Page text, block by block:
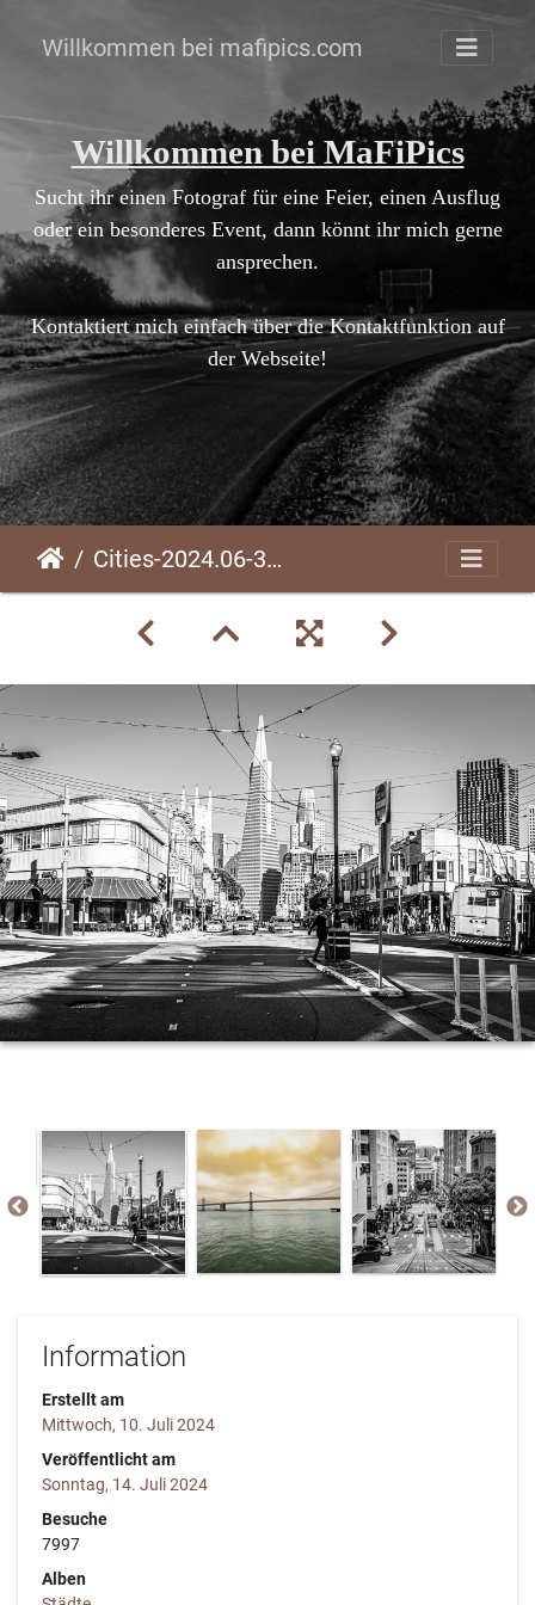
Willkommen bei mafipics.com
Willkommen bei MaFiPics
Sucht ihr einen Fotograf für eine Feier, einen Ausflug
oder ein besonderes Event, dann könnt ihr mich gerne
ansprechen.
Kontaktiert mich einfach über die Kontaktfunktion auf
der Webseite!
Cities-2024.06-350
Information
Erstellt am
Mittwoch, 10. Juli 2024
Veröffentlicht am
Sonntag, 14. Juli 2024
Besuche
7997
Alben